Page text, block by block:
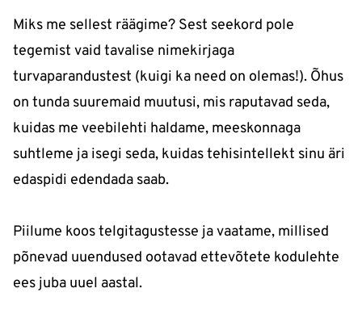
Miks me sellest räägime? Sest seekord pole
tegemist vaid tavalise nimekirjaga
turvaparandustest (kuigi ka need on olemas!). Õhus
on tunda suuremaid muutusi, mis raputavad seda,
kuidas me veebilehti haldame, meeskonnaga
suhtleme ja isegi seda, kuidas tehisintellekt sinu äri
edaspidi edendada saab.
Piilume koos telgitagustesse ja vaatame, millised
põnevad uuendused ootavad ettevõtete kodulehte
ees juba uuel aastal.